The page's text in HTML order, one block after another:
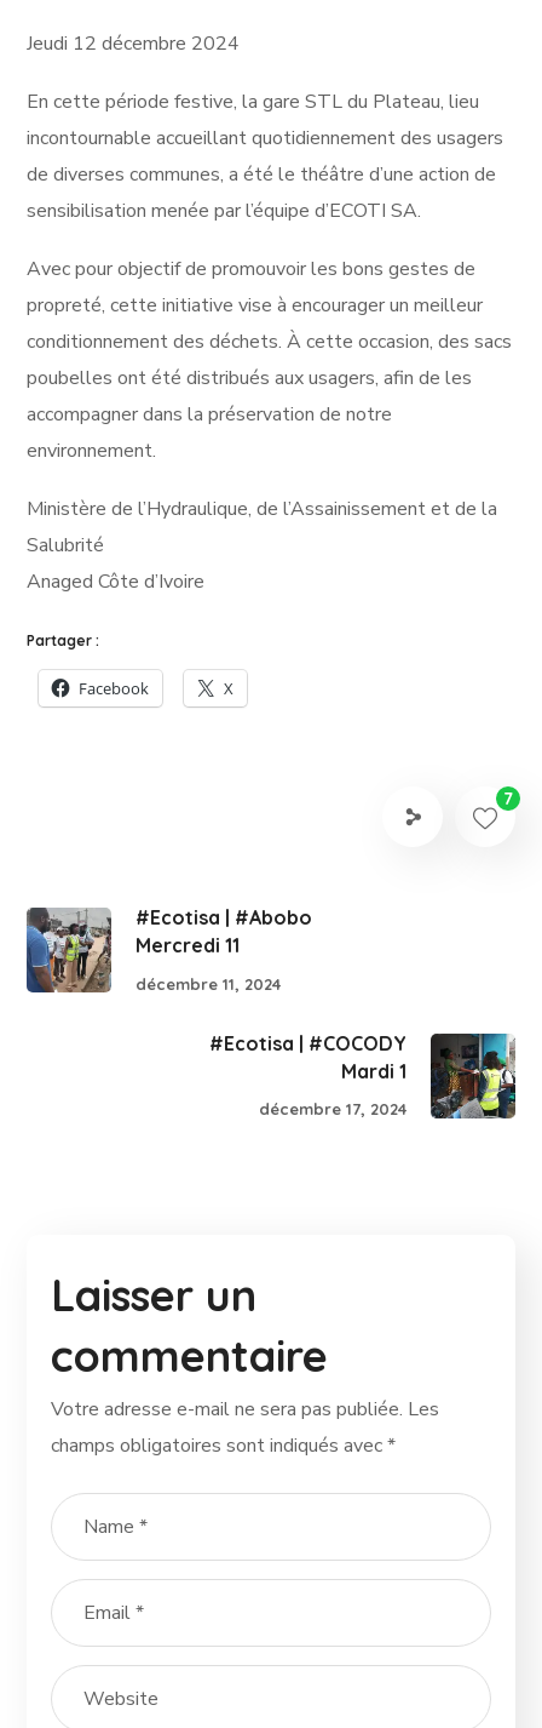
Jeudi 12 décembre 2024
En cette période festive, la gare STL du Plateau, lieu
incontournable accueillant quotidiennement des usagers
de diverses communes, a été le théâtre d’une action de
sensibilisation menée par l’équipe d’ECOTI SA.
Avec pour objectif de promouvoir les bons gestes de
propreté, cette initiative vise à encourager un meilleur
conditionnement des déchets. À cette occasion, des sacs
poubelles ont été distribués aux usagers, afin de les
accompagner dans la préservation de notre
environnement.
Ministère de l’Hydraulique, de l’Assainissement et de la
Salubrité
Anaged Côte d’Ivoire
Partager :
Facebook X
7
#Ecotisa | #Abobo
Mercredi 11
décembre 11, 2024
#Ecotisa | #COCODY
Mardi 1
décembre 17, 2024
Laisser un
commentaire
Votre adresse e-mail ne sera pas publiée. Les
champs obligatoires sont indiqués avec*